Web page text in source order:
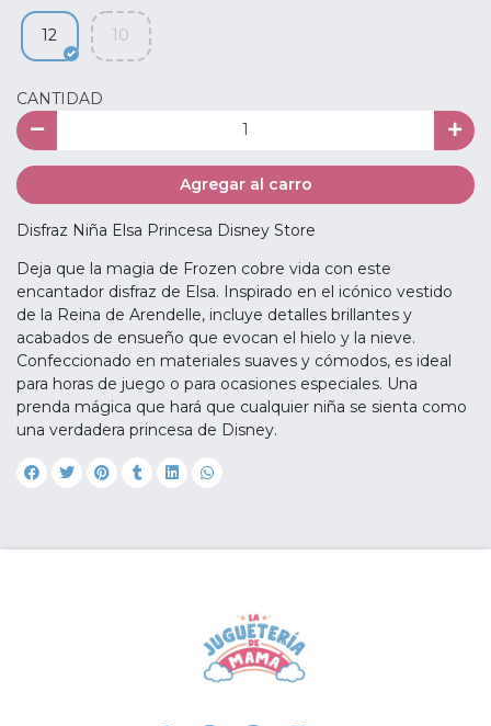
12 10
CANTIDAD
Agregar al carro
Disfraz Niña Elsa Princesa Disney Store
Deja que la magia de Frozen cobre vida con este
encantador disfraz de Elsa. Inspirado en el icónico vestido
de la Reina de Arendelle, incluye detalles brillantes y
acabados de ensueño que evocan el hielo y la nieve.
Confeccionado en materiales suaves y cómodos, es ideal
para horas de juego o para ocasiones especiales. Una
prenda mágica que hará que cualquier niña se sienta como
una verdadera princesa de Disney.